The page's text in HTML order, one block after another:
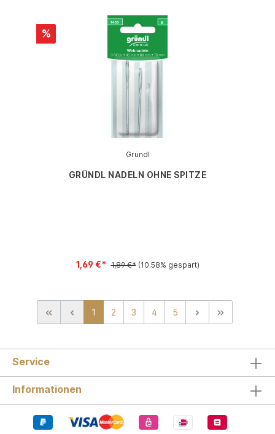
%
Gründl
GRÜNDL NADELN OHNE SPITZE
1,69 €* 1,89 €* (10.58% gespart)
1 2 3 4 5
Service
Informationen